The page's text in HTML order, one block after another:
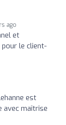
ago
et
le client-
est
avec maîtrise